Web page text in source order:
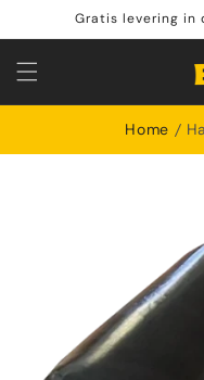
naar de
content
Gratis levering in
Home